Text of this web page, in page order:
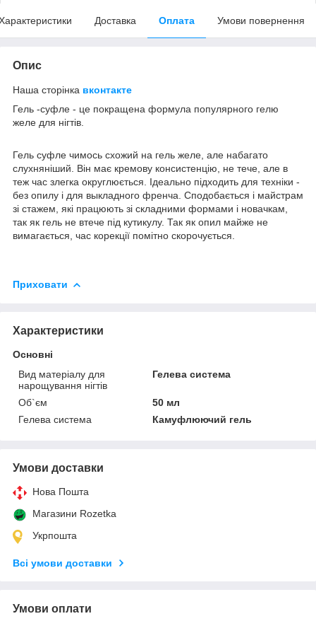
Доставка Оплата Умови повернення
Опис
Наша сторінка вконтакте
Гель -суфле - це покращена формула популярного гелю
желе для нігтів.
Гель суфле чимось схожий на гель желе, але набагато
слухняніший. Він має кремову консистенцію, не тече, але в
теж час злегка округлюється. Ідеально підходить для техніки -
без опилу і для выкладного френча. Сподобається і майстрам
зі стажем, які працюють зі складними формами і новачкам,
так як гель не втече під кутикулу. Так як опил майже не
вимагається, час корекції помітно скорочується.
Приховати
Характеристики
Основні
Вид матеріалу для
нарощування нігтів
Гелева система
Об`єм
50 мл
Гелева система
Камуфлюючий гель
Умови доставки
Нова Пошта
Магазини Rozetka
Укрпошта
Всі умови доставки
Умови оплати